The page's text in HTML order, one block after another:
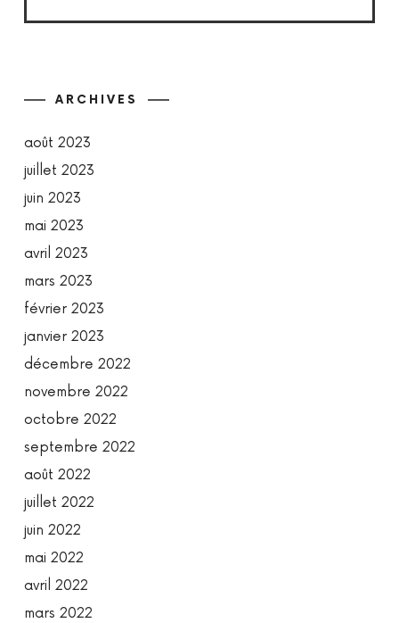
ARCHIVES
août 2023
juillet 2023
juin 2023
mai 2023
avril 2023
mars 2023
février 2023
janvier 2023
décembre 2022
novembre 2022
octobre 2022
septembre 2022
août 2022
juillet 2022
juin 2022
mai 2022
avril 2022
mars 2022